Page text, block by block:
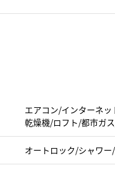
エアコン/インターネ
乾燥機/ロフト/都市ガ
オートロック/シャワ